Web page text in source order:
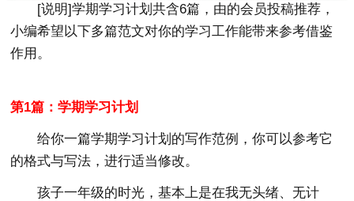
[说明]学期学习计划共含6篇，由的会员投稿推荐，
小编希望以下多篇范文对你的学习工作能带来参考借鉴
作用。
第1篇：学期学习计划
给你一篇学期学习计划的写作范例，你可以参考它
的格式与写法，进行适当修改。
孩子一年级的时光，基本上是在我无头绪、无计